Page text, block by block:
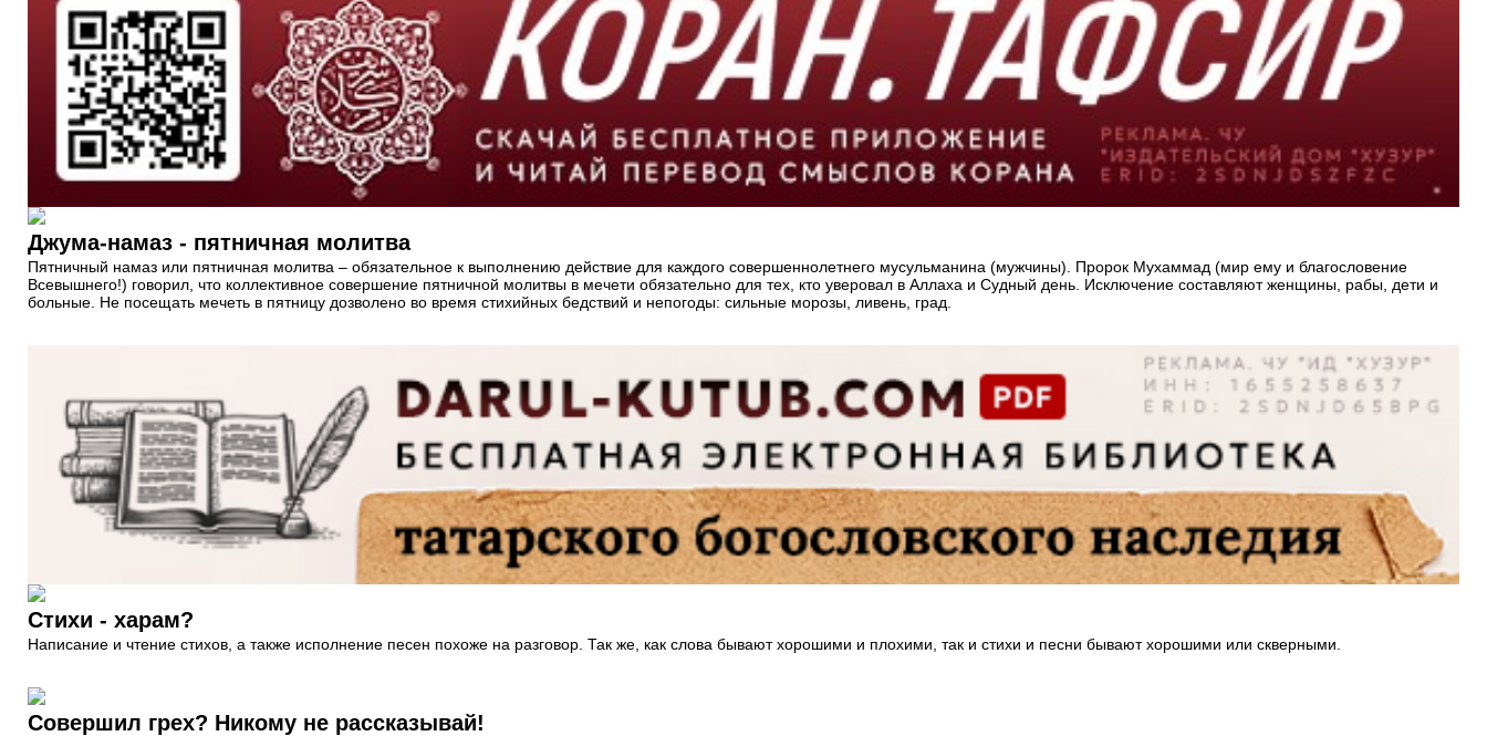
Джума-намаз - пятничная молитва
Пятничный намаз или пятничная молитва – обязательное к выполнению действие для каждого совершеннолетнего мусульманина (мужчины). Пророк Мухаммад (мир ему и благословение
Всевышнего!) говорил, что коллективное совершение пятничной молитвы в мечети обязательно для тех, кто уверовал в Аллаха и Судный день. Исключение составляют женщины, рабы, дети и
больные. Не посещать мечеть в пятницу дозволено во время стихийных бедствий и непогоды: сильные морозы, ливень, град.
Стихи - харам?
Написание и чтение стихов, а также исполнение песен похоже на разговор. Так же, как слова бывают хорошими и плохими, так и стихи и песни бывают хорошими или скверными.
Совершил грех? Никому не рассказывай!